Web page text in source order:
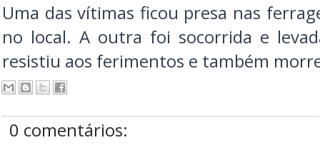
Uma das vítimas ficou presa nas
no local. A outra foi socorrida e
resistiu aos ferimentos e também
0 comentários: